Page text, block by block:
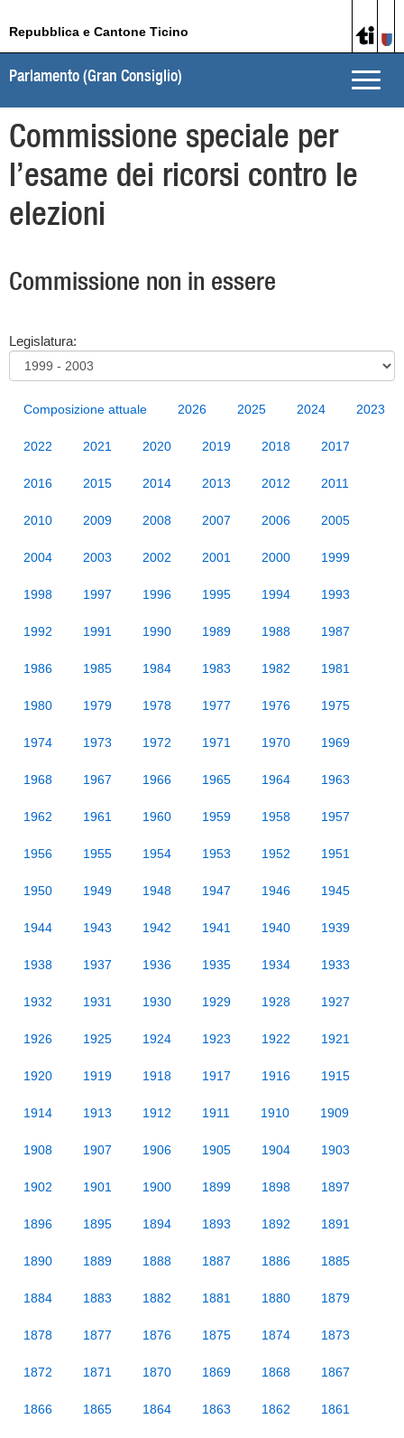
Repubblica e Cantone Ticino
Toggle
Parlamento (Gran Consiglio)
Commissione speciale per
l’esame dei ricorsi contro le
elezioni
Commissione non in essere
Legislatura:
Composizione attuale 2026 2025 2024 2023
2022 2021 2020 2019 2018 2017
2016 2015 2014 2013 2012 2011
2010 2009 2008 2007 2006 2005
2004 2003 2002 2001 2000 1999
1998 1997 1996 1995 1994 1993
1992 1991 1990 1989 1988 1987
1986 1985 1984 1983 1982 1981
1980 1979 1978 1977 1976 1975
1974 1973 1972 1971 1970 1969
1968 1967 1966 1965 1964 1963
1962 1961 1960 1959 1958 1957
1956 1955 1954 1953 1952 1951
1950 1949 1948 1947 1946 1945
1944 1943 1942 1941 1940 1939
1938 1937 1936 1935 1934 1933
1932 1931 1930 1929 1928 1927
1926 1925 1924 1923 1922 1921
1920 1919 1918 1917 1916 1915
1914 1913 1912 1911 1910 1909
1908 1907 1906 1905 1904 1903
1902 1901 1900 1899 1898 1897
1896 1895 1894 1893 1892 1891
1890 1889 1888 1887 1886 1885
1884 1883 1882 1881 1880 1879
1878 1877 1876 1875 1874 1873
1872 1871 1870 1869 1868 1867
1866 1865 1864 1863 1862 1861